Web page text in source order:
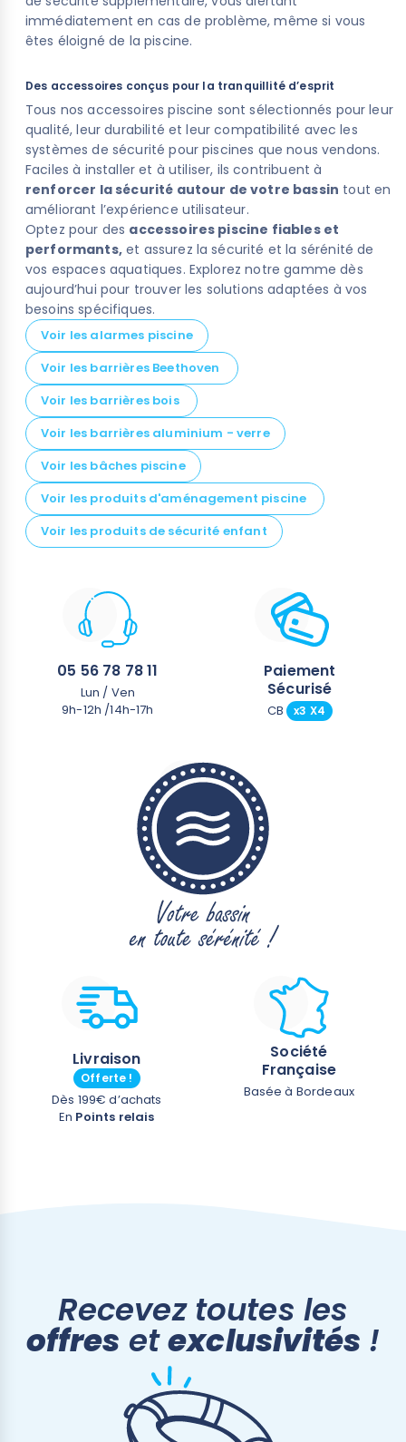
(32 avis)
immédiatement en cas de problème, même si vous
êtes éloigné de la piscine.
Des accessoires conçus pour la tranquillité d’esprit
Tous nos accessoires piscine sont sélectionnés pour leur
qualité, leur durabilité et leur compatibilité avec les
systèmes de sécurité pour piscines que nous vendons.
Faciles à installer et à utiliser, ils contribuent à
renforcer la sécurité autour de votre bassin tout en
améliorant l’expérience utilisateur.
Optez pour des accessoires piscine fiables et
performants,et assurez la sécurité et la sérénité de
vos espaces aquatiques. Explorez notre gamme dès
aujourd’hui pour trouver les solutions adaptées à vos
besoins spécifiques.
Voir les alarmes piscine
Voir les barrières Beethoven
Voir les barrières bois
Voir les barrières aluminium - verre
Voir les bâches piscine
Voir les produits d'aménagement piscine
Voir les produits de sécurité enfant
05 56 78 78 11
Lun / Ven
9h-12h /14h-17h
Paiement
Sécurisé
CB x3 X4
Livraison
Offerte !
Dès 199€ d’achats
En Points relais
Société
Française
Basée à Bordeaux
Recevez toutes les
offres etexclusivités !